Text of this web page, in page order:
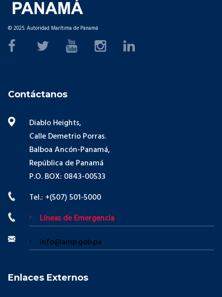
© 2025. Autoridad Marítima de Panamá
Contáctanos
Diablo Heights,
Calle Demetrio Porras.
Balboa Ancón-Panamá,
República de Panamá
P.O. BOX: 0843-00533
Tel.: +(507) 501-5000
Líneas de Emergencia
info@amp.gob.pa
Enlaces Externos